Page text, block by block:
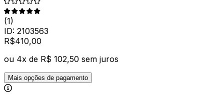
(1)
ID: 2103563
R$410,00
ou 4x de R$ 102,50 sem juros
Mais opções de pagamento